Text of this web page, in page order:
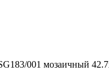
001 мозаичный